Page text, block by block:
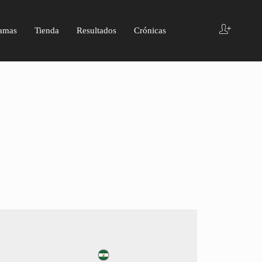
Tienda Resultados Crónicas